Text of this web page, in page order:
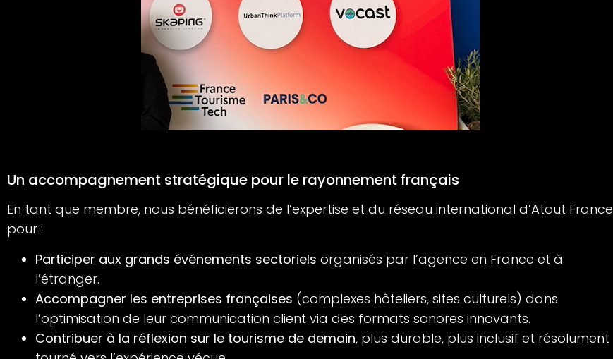
Un accompagnement stratégique pour le rayonnement français
En tant que membre, nous bénéficierons de l’expertise et du réseau international d’Atout France
pour :
Participer aux grands événements sectoriels organisés par l’agence en France et à
l’étranger.
Accompagner les entreprises françaises (complexes hôteliers, sites culturels) dans
l’optimisation de leur communication client via des formats sonores innovants.
Contribuer à la réflexion sur le tourisme de demain, plus durable, plus inclusif et résolument